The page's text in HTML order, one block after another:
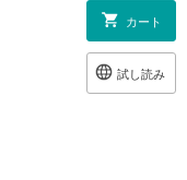
カート
試し読み